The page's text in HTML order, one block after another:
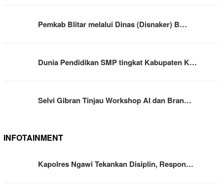
Pemkab Blitar melalui Dinas (Disnaker) B…
Dunia Pendidikan SMP tingkat Kabupaten K…
Selvi Gibran Tinjau Workshop AI dan Bran…
INFOTAINMENT
Kapolres Ngawi Tekankan Disiplin, Respon…